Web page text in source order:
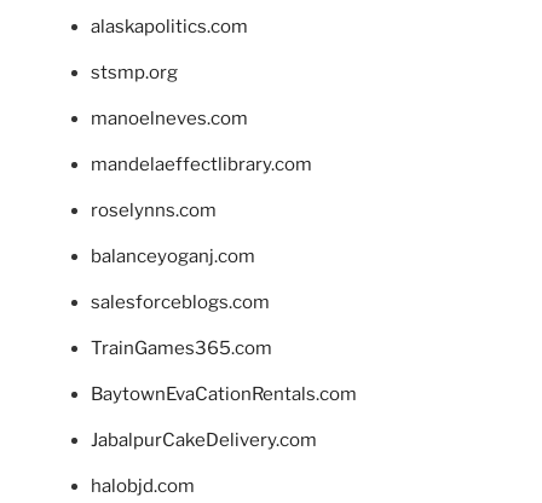
alaskapolitics.com
stsmp.org
manoelneves.com
mandelaeffectlibrary.com
roselynns.com
balanceyoganj.com
salesforceblogs.com
TrainGames365.com
BaytownEvaCationRentals.com
JabalpurCakeDelivery.com
halobjd.com